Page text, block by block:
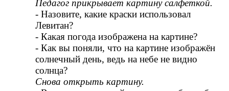
Педагог прикрывает картину салфеткой.
- Назовите, какие краски использовал
Левитан?
- Какая погода изображена на картине?
- Как вы поняли, что на картине изображён
солнечный день, ведь на небе не видно
солнца?
Снова открыть картину.